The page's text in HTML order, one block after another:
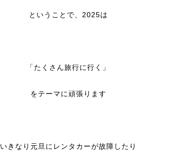
ということで、2025は
「たくさん旅行に行く」
をテーマに頑張ります
いきなり元旦にレンタカーが故障したり